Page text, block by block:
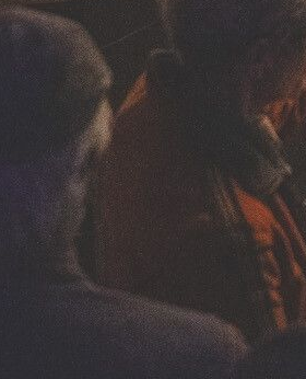
Leo und Olaf Meier und dem Ensemble